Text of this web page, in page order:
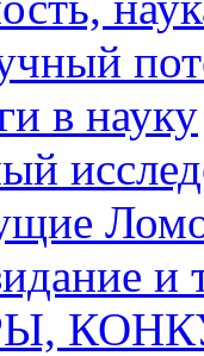
в науку
и